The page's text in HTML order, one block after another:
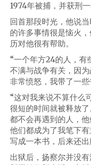
1974年被捕，并获刑
回首那段时光，他说
的许多事情很是恼火
历对他很有帮助。
“一个年方24的人，有
不满与战争有关，因
非常愤怒，我带了一些
“这对我来说不算什么
很短的时间就被释放
都不会再遇到的人，
他们都成为了我笔下
写成一本书，后来还
出狱后，扬察尔并没